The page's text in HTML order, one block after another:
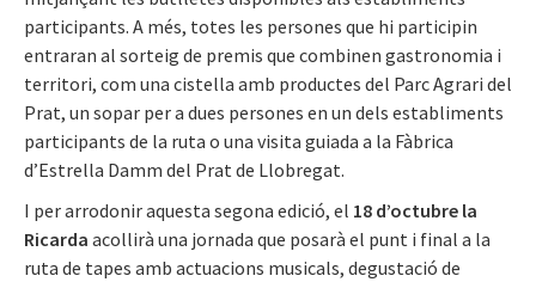
participants. A més, totes les persones que hi participin
entraran al sorteig de premis que combinen gastronomia i
territori, com una cistella amb productes del Parc Agrari del
Prat, un sopar per a dues persones en un dels establiments
participants de la ruta o una visita guiada a la Fàbrica
d’Estrella Damm del Prat de Llobregat.
I per arrodonir aquesta segona edició, el 18 d’octubre la
Ricarda acollirà una jornada que posarà el punt i final a la
ruta de tapes amb actuacions musicals, degustació de